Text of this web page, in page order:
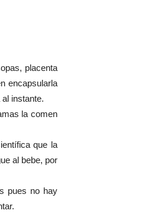
placenta
encapsularla
instante.
la comen
que la
al bebe, por
pues no hay